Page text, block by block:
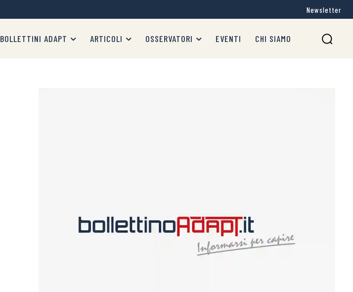
Newsletter
BOLLETTINI ADAPT ARTICOLI OSSERVATORI EVENTI CHI SIAMO